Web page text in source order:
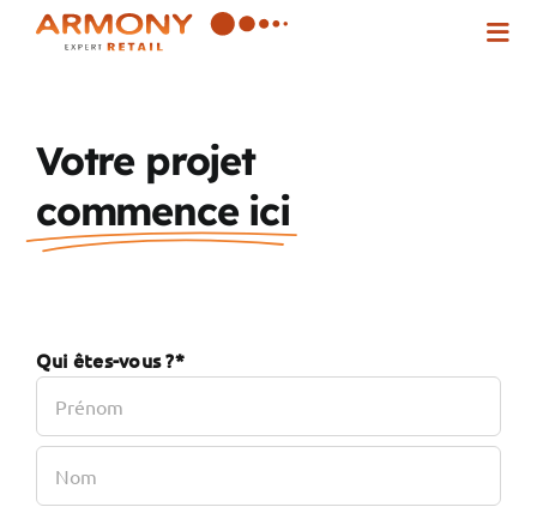
Passer
Nos solutions
Actualités
Contact
Votre projet
commence ici
Qui êtes-vous ?*
Prénom